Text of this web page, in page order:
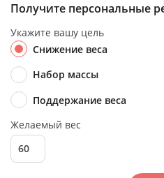
Получите персональные
Укажите вашу цель
Снижение веса
Набор массы
Поддержание веса
Желаемый вес